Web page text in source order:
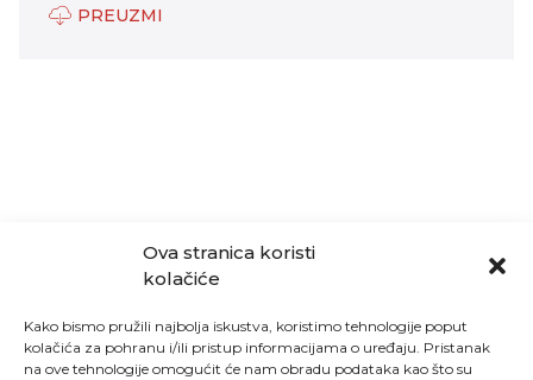
Ova stranica koristi
kolačiće
Kako bismo pružili najbolja iskustva, koristimo tehnologije poput
kolačića za pohranu i/ili pristup informacijama o uređaju. Pristanak
na ove tehnologije omogućit će nam obradu podataka kao što su
PREUZMI